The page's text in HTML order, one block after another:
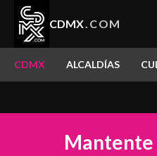
CDMX .COM
CDMX ALCALDÍAS